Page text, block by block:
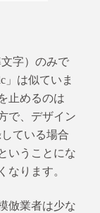
字）のみで
」は似ていま
止めるのは
で、デザイン
ている場合
いうことにな
なります。
倣業者は少な